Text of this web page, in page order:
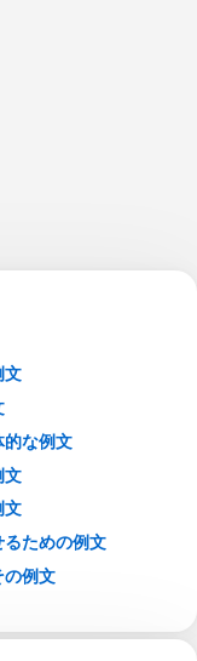
文
的な例文
文
文
ための例文
の例文